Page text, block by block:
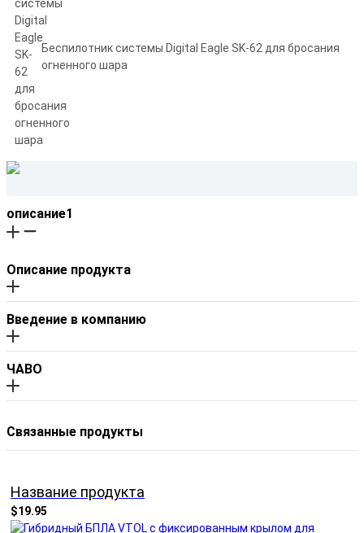
Беспилотник системы Digital Eagle SK-62 для бросания
огненного шара
описание1
Описание продукта
Введение в компанию
ЧАВО
Связанные продукты
Название продукта
$19.95